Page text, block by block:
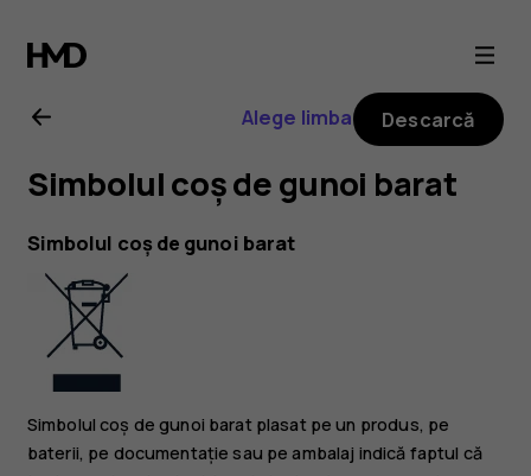
Ghid
de
utilizare
Nokia
8.1
Alege limba Descarcă
Simbolul coș de gunoi barat
Simbolul coș de gunoi barat
Simbolul coș de gunoi barat plasat pe un produs, pe
baterii, pe documentație sau pe ambalaj indică faptul că